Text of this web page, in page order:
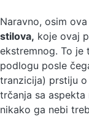
Naravno, osim
stilova, koje ovaj
ekstremnog. To je
podlogu posle
tranzicija) prstiju
trčanja sa
nikako ga nebi